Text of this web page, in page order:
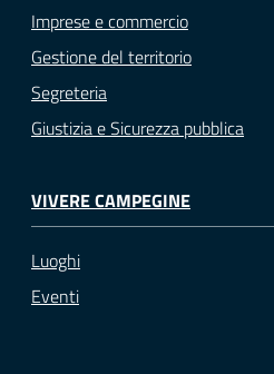
Imprese e commercio
Gestione del territorio
Segreteria
Giustizia e Sicurezza pubblica
VIVERE CAMPEGINE
Luoghi
Eventi